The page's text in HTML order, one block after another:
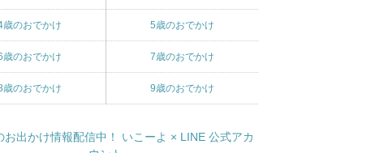
歳のおでかけ 5歳のおでかけ
歳のおでかけ 7歳のおでかけ
歳のおでかけ 9歳のおでかけ